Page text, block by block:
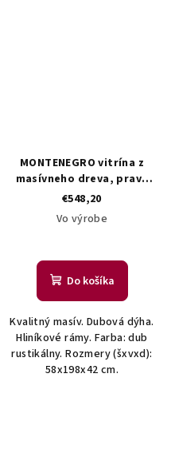
MONTENEGRO vitrína z
masívneho dreva, pravá
11P
€548,20
Vo výrobe
Do košíka
Kvalitný masív. Dubová dýha.
Hliníkové rámy. Farba: dub
rustikálny. Rozmery (šxvxd):
58x198x42 cm.